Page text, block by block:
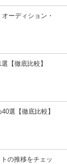
ーディション・
【徹底比較】
選【徹底比較】
の推移をチェッ